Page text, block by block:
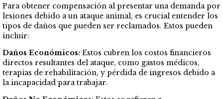
Para obtener compensación al presentar una demanda por
lesiones debido a un ataque animal, es crucial entender los
tipos de daños que pueden ser reclamados. Estos pueden
incluir:
Daños Económicos: Estos cubren los costos financieros
directos resultantes del ataque, como gastos médicos,
terapias de rehabilitación, y pérdida de ingresos debido a
la incapacidad para trabajar.